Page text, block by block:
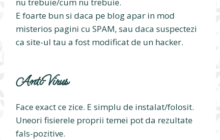
nu trebuie/cum nu trebuie.
E foarte bun si daca pe blog apar in mod
misterios pagini cu SPAM, sau daca suspectezi
ca site-ul tau a fost modificat de un hacker.
AntiVirus
Face exact ce zice. E simplu de instalat/folosit.
Uneori fisierele proprii temei pot da rezultate
fals-pozitive.